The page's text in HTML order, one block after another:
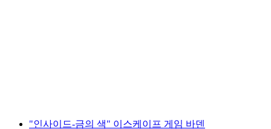
"인사이드-금의 색" 이스케이프 게임 바덴